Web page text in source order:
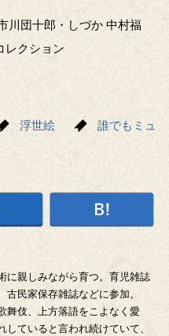
川団十郎・しづか 中村福
クション
浮世絵
誰でもミュ
に親しみながら育つ。育児雑誌
古民家保存雑誌などに参加。
舞伎、上方落語をこよなく愛
していると言われ続けていて、